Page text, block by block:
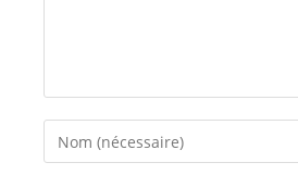
Enter
your